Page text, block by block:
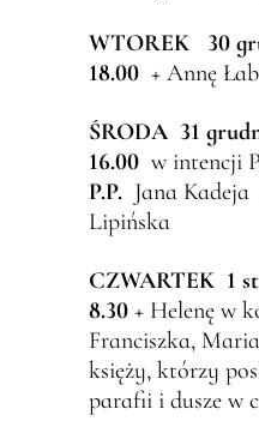
WTOREK 30
18.00 + Annę
ŚRODA 31
16.00 w intencji
P.P. Jana Kadeja
Lipińska
CZWARTEK 1
8.30 + Helenę w
Franciszka,
księży, którzy
parafii i dusze w